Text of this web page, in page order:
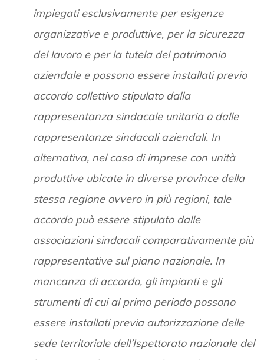
impiegati esclusivamente per esigenze
organizzative e produttive, per la sicurezza
del lavoro e per la tutela del patrimonio
aziendale e possono essere installati previo
accordo collettivo stipulato dalla
rappresentanza sindacale unitaria o dalle
rappresentanze sindacali aziendali. In
alternativa, nel caso di imprese con unità
produttive ubicate in diverse province della
stessa regione ovvero in più regioni, tale
accordo può essere stipulato dalle
associazioni sindacali comparativamente più
rappresentative sul piano nazionale. In
mancanza di accordo, gli impianti e gli
strumenti di cui al primo periodo possono
essere installati previa autorizzazione delle
sede territoriale dell’Ispettorato nazionale del